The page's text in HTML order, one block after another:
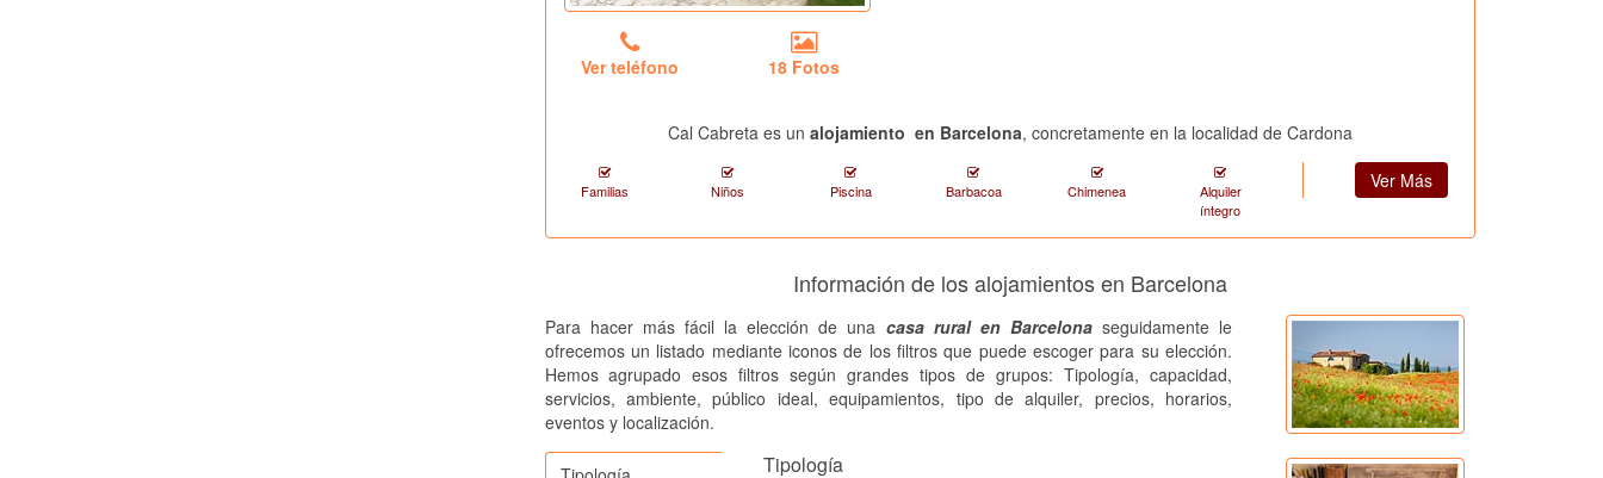
Ver teléfono 18 Fotos
Cal Cabreta es un alojamiento en Barcelona, concretamente en la localidad de Cardona
Familias Niños Piscina Barbacoa Chimenea
Alquiler
íntegro
Ver Más
Información de los alojamientos en Barcelona
Para hacer más fácil la elección de una casa rural en Barcelonaseguidamente le
ofrecemos un listado mediante iconos de los filtros que puede escoger para su elección.
Hemos agrupado esos filtros según grandes tipos de grupos: Tipología, capacidad,
servicios, ambiente, público ideal, equipamientos, tipo de alquiler, precios, horarios,
eventos y localización.
Tipología